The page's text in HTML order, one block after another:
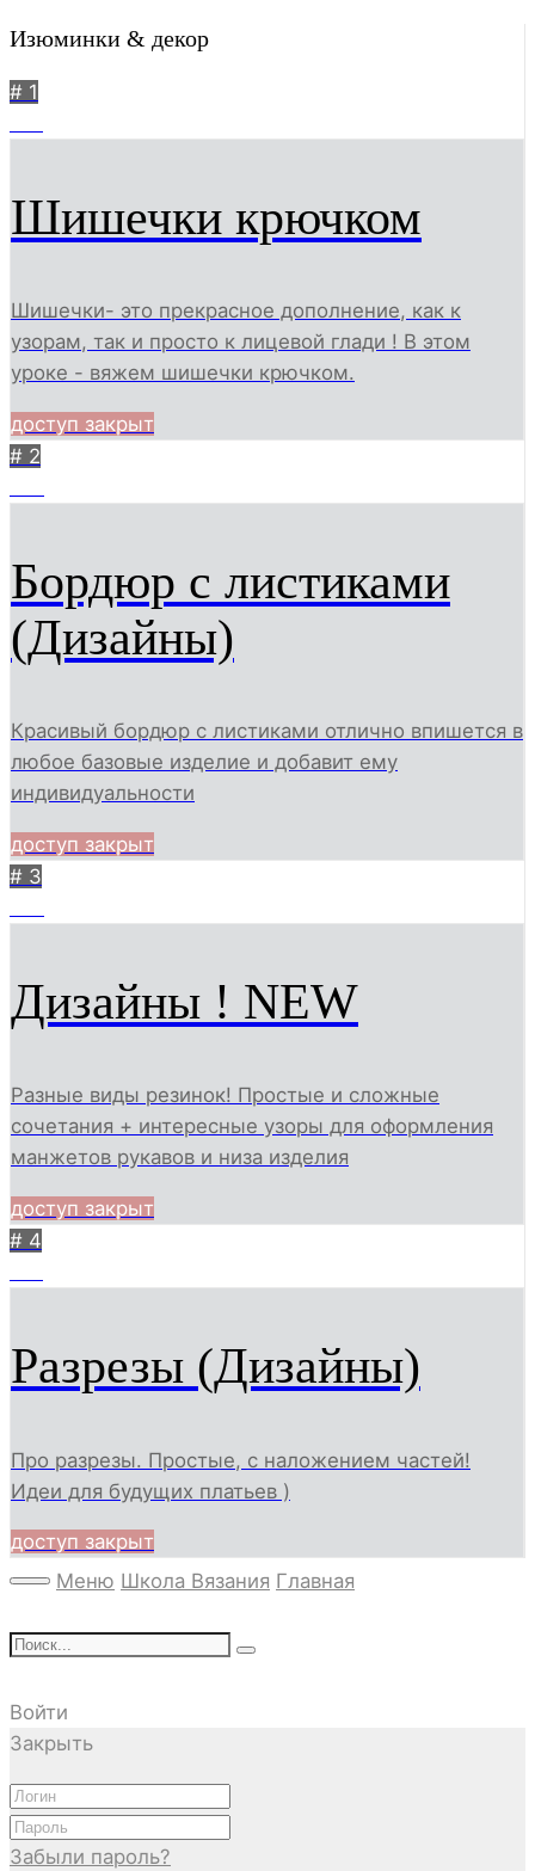
Изюминки & декор
# 1
Шишечки крючком
Шишечки- это прекрасное дополнение, как к
узорам, так и просто к лицевой глади ! В этом
уроке - вяжем шишечки крючком.
доступ закрыт
# 2
Бордюр с листиками
(Дизайны)
Красивый бордюр с листиками отлично впишется в
любое базовые изделие и добавит ему
индивидуальности
доступ закрыт
# 3
Дизайны ! NEW
Разные виды резинок! Простые и сложные
сочетания + интересные узоры для оформления
манжетов рукавов и низа изделия
доступ закрыт
# 4
Разрезы (Дизайны)
Про разрезы. Простые, с наложением частей!
Идеи для будущих платьев )
доступ закрыт
Меню Школа Вязания Главная
Войти
Закрыть
Забыли пароль?